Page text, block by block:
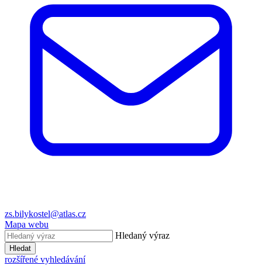
zs.bilykostel@atlas.cz
Mapa webu
Hledaný výraz
Hledat
rozšířené vyhledávání